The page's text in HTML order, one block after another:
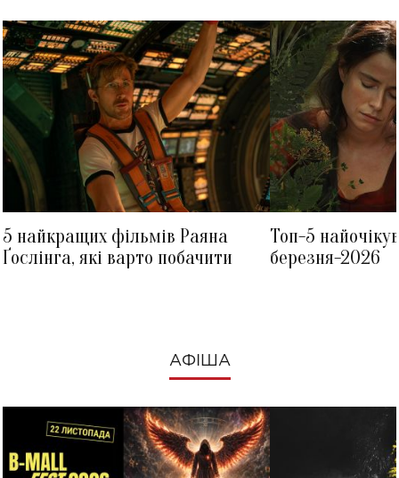
5 найкращих фільмів Раяна
Ґослінга, які варто побачити
Топ-5
березня-2026
АФІША